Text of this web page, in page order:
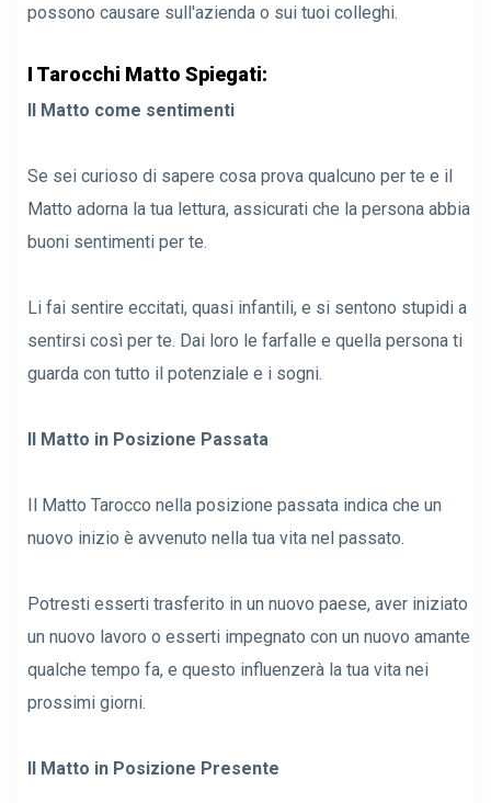
possono causare sull'azienda o sui tuoi colleghi.
I Tarocchi Matto Spiegati:
Il Matto come sentimenti
Se sei curioso di sapere cosa prova qualcuno per te e il
Matto adorna la tua lettura, assicurati che la persona abbia
buoni sentimenti per te.
Li fai sentire eccitati, quasi infantili, e si sentono stupidi a
sentirsi così per te. Dai loro le farfalle e quella persona ti
guarda con tutto il potenziale e i sogni.
Il Matto in Posizione Passata
Il Matto Tarocco nella posizione passata indica che un
nuovo inizio è avvenuto nella tua vita nel passato.
Potresti esserti trasferito in un nuovo paese, aver iniziato
un nuovo lavoro o esserti impegnato con un nuovo amante
qualche tempo fa, e questo influenzerà la tua vita nei
prossimi giorni.
Il Matto in Posizione Presente